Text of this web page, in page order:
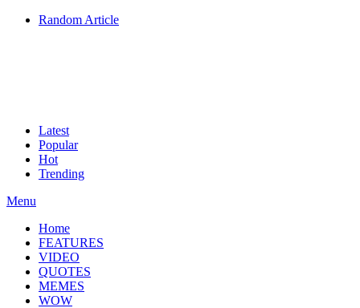
Random Article
Latest
Popular
Hot
Trending
Menu
Home
FEATURES
VIDEO
QUOTES
MEMES
WOW